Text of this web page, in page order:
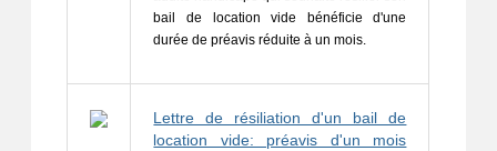
bail de location vide bénéficie d'une
durée de préavis réduite à un mois.
Lettre de résiliation d'un bail de
location vide: préavis d'un mois